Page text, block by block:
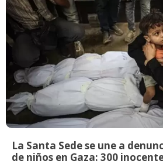
La Santa Sede se une a
de niños en Gaza: 300